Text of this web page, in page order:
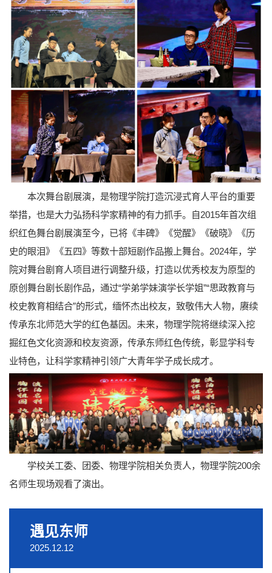
遇见东师
2025.12.12
本次舞台剧展演，是物理学院打造沉浸式育人平台的重要
举措，也是大力弘扬科学家精神的有力抓手。自2015年首次组
织红色舞台剧展演至今，已将《丰碑》《觉醒》《破晓》《历
史的眼泪》《五四》等数十部短剧作品搬上舞台。2024年，学
院对舞台剧育人项目进行调整升级，打造以优秀校友为原型的
原创舞台剧长剧作品，通过“学弟学妹演学长学姐”“思政教育与
校史教育相结合”的形式，缅怀杰出校友，致敬伟大人物，赓续
传承东北师范大学的红色基因。未来，物理学院将继续深入挖
掘红色文化资源和校友资源，传承东师红色传统，彰显学科专
业特色，让科学家精神引领广大青年学子成长成才。
学校关工委、团委、物理学院相关负责人，物理学院200余
名师生现场观看了演出。